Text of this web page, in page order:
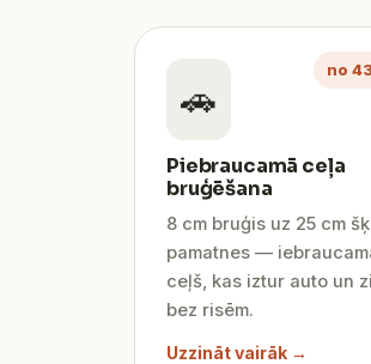
no
🚗
Piebraucamā ceļa
bruģēšana
8 cm bruģis uz 25 cm
pamatnes —
ceļš, kas iztur auto un
bez risēm.
Uzzināt vairāk →